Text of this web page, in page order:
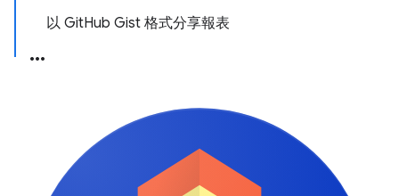
以 GitHub Gist 格式分享報表